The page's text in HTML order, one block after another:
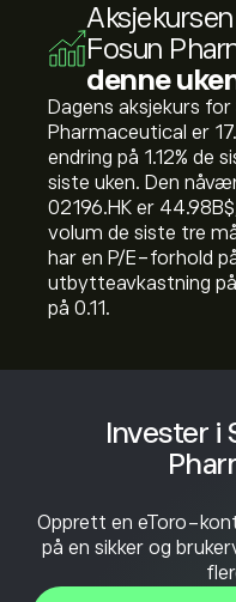
Invester i
Opprett en eToro-
på en sikker og
Fosun
denne
Dagens aksjekurs
Pharmaceutical er
endring på ‎1.12‎% de
siste uken. Den
02196.HK er
volum de siste tre
har en P/E-forhold
utbytteavkastning
på 0.11.